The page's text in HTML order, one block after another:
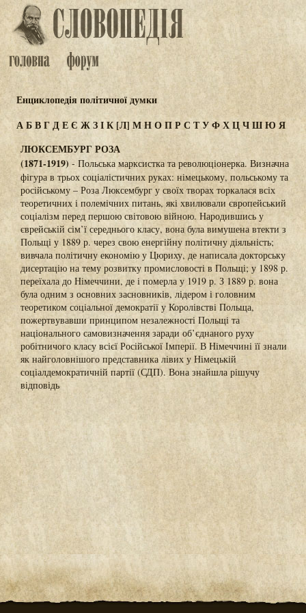
Енциклопедія політичної думки
АБВГДЕЄ ЖЗІК[Л] МНОПРСТУФХЦЧШЮЯ
ЛЮКСЕМБУРГ РОЗА
(1871-1919) - Польська марксистка та революціонерка. Визначна
фігура в трьох соціалістичних руках: німецькому, польському та
російському – Роза Люксембург у своїх творах торкалася всіх
теоретичних і полемічних питань, які хвилювали європейський
соціалізм перед першою світовою війною. Народившись у
єврейській сім’ї середнього класу, вона була вимушена втекти з
Польщі у 1889 р. через свою енергійну політичну діяльність;
вивчала політичну економію у Цюриху, де написала докторську
дисертацію на тему розвитку промисловості в Польщі; у 1898 р.
переїхала до Німеччини, де і померла у 1919 р. З 1889 р. вона
була одним з основних засновників, лідером і головним
теоретиком соціальної демократії у Королівстві Польща,
пожертвувавши принципом незалежності Польщі та
національного самовизначення заради об’єднаного руху
робітничого класу всієї Російської Імперії. В Німеччині її знали
як найголовнішого представника лівих у Німецькій
соціалдемократичній партії (СДП). Вона знайшла рішучу
відповідь